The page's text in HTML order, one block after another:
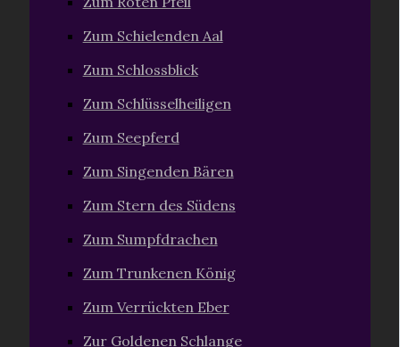
Zum Schielenden Aal
Zum Schlossblick
Zum Schlüsselheiligen
Zum Seepferd
Zum Singenden Bären
Zum Stern des Südens
Zum Sumpfdrachen
Zum Trunkenen König
Zum Verrückten Eber
Zur Goldenen Schlange